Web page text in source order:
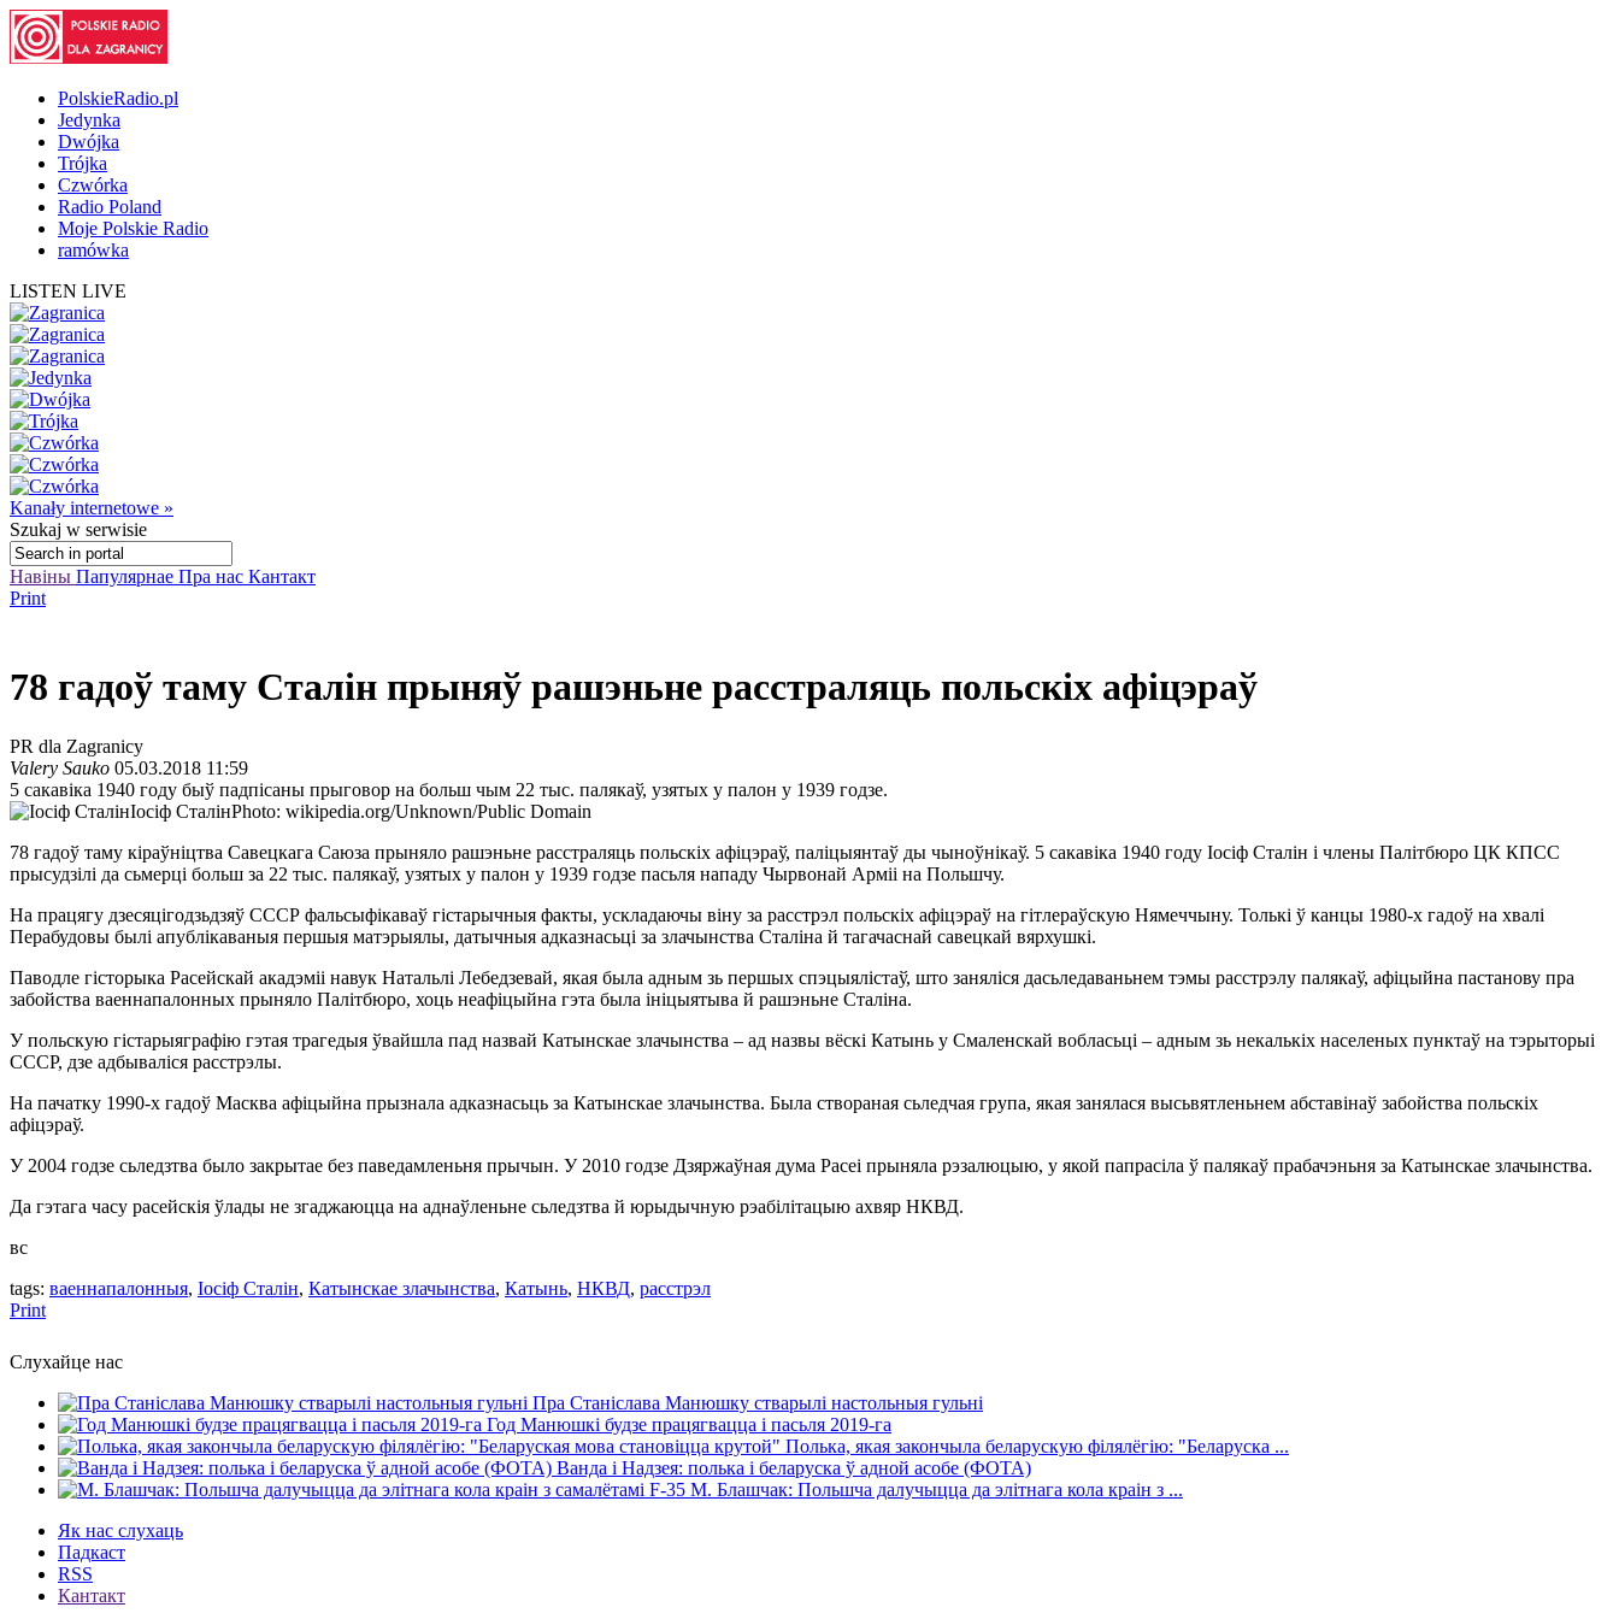
PolskieRadio.pl
Jedynka
Dwójka
Trójka
Czwórka
Radio Poland
Moje Polskie Radio
ramówka
LISTEN LIVE
Kanały internetowe »
Szukaj w serwisie
Навіны Папулярнае Пра нас Кантакт
Print
78 гадоў таму Сталін прыняў рашэньне расстраляць польскіх афіцэраў
PR dla Zagranicy
Valery Sauko 05.03.2018 11:59
5 сакавіка 1940 году быў падпісаны прыговор на больш чым 22 тыс. палякаў, узятых у палон у 1939 годзе.
Іосіф СталінPhoto: wikipedia.org/Unknown/Public Domain
78 гадоў таму кіраўніцтва Савецкага Саюза прыняло рашэньне расстраляць польскіх афіцэраў, паліцыянтаў ды чыноўнікаў. 5 сакавіка 1940 году Іосіф Сталін і члены Палітбюро ЦК КПСС
прысудзілі да сьмерці больш за 22 тыс. палякаў, узятых у палон у 1939 годзе пасьля нападу Чырвонай Арміі на Польшчу.
На працягу дзесяцігодзьдзяў СССР фальсыфікаваў гістарычныя факты, ускладаючы віну за расстрэл польскіх афіцэраў на гітлераўскую Нямеччыну. Толькі ў канцы 1980-х гадоў на хвалі
Перабудовы былі апублікаваныя першыя матэрыялы, датычныя адказнасьці за злачынства Сталіна й тагачаснай савецкай вярхушкі.
Паводле гісторыка Расейскай акадэміі навук Натальлі Лебедзевай, якая была адным зь першых спэцыялістаў, што заняліся дасьледаваньнем тэмы расстрэлу палякаў, афіцыйна пастанову пра
забойства ваеннапалонных прыняло Палітбюро, хоць неафіцыйна гэта была ініцыятыва й рашэньне Сталіна.
У польскую гістарыяграфію гэтая трагедыя ўвайшла пад назвай Катынскае злачынства – ад назвы вёскі Катынь у Смаленскай вобласьці – адным зь некалькіх населеных пунктаў на тэрыторыі
СССР, дзе адбываліся расстрэлы.
На пачатку 1990-х гадоў Масква афіцыйна прызнала адказнасьць за Катынскае злачынства. Была створаная сьледчая група, якая занялася высьвятленьнем абставінаў забойства польскіх
афіцэраў.
У 2004 годзе сьледзтва было закрытае без паведамленьня прычын. У 2010 годзе Дзяржаўная дума Расеі прыняла рэзалюцыю, у якой папрасіла ў палякаў прабачэньня за Катынскае злачынства.
Да гэтага часу расейскія ўлады не згаджаюцца на аднаўленьне сьледзтва й юрыдычную рэабілітацыю ахвяр НКВД.
вс
tags: ваеннапалонныя, Іосіф Сталін, Катынскае злачынства, Катынь, НКВД, расстрэл
Print
Слухайце нас
Пра Станіслава Манюшку стварылі настольныя гульні
Год Манюшкі будзе працягвацца і пасьля 2019-га
Полька, якая закончыла беларускую філялёгію: "Беларуска ...
Ванда і Надзея: полька і беларуска ў адной асобе (ФОТА)
М. Блашчак: Польшча далучыцца да элітнага кола краін з ...
Як нас слухаць
Падкаст
RSS
Кантакт